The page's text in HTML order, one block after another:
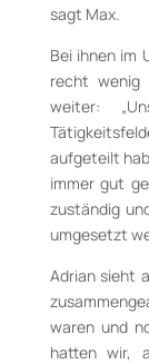
sagt Max.
Bei ihnen im
recht wenig
weiter:
aufgeteilt
immer gut
zuständig
umgesetzt
Adrian sieht
waren und
hatten wir,